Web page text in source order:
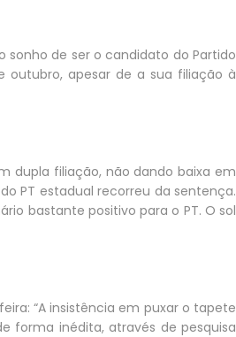
sonho de ser o candidato do Partido
outubro, apesar de a sua filiação à
dupla filiação, não dando baixa em
PT estadual recorreu da sentença.
bastante positivo para o PT. O sol
“A insistência em puxar o tapete
forma inédita, através de pesquisa